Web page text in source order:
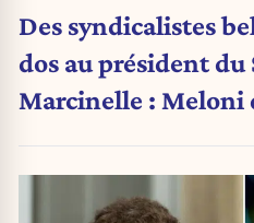
Des syndicalistes
dos au président
Marcinelle : Meloni